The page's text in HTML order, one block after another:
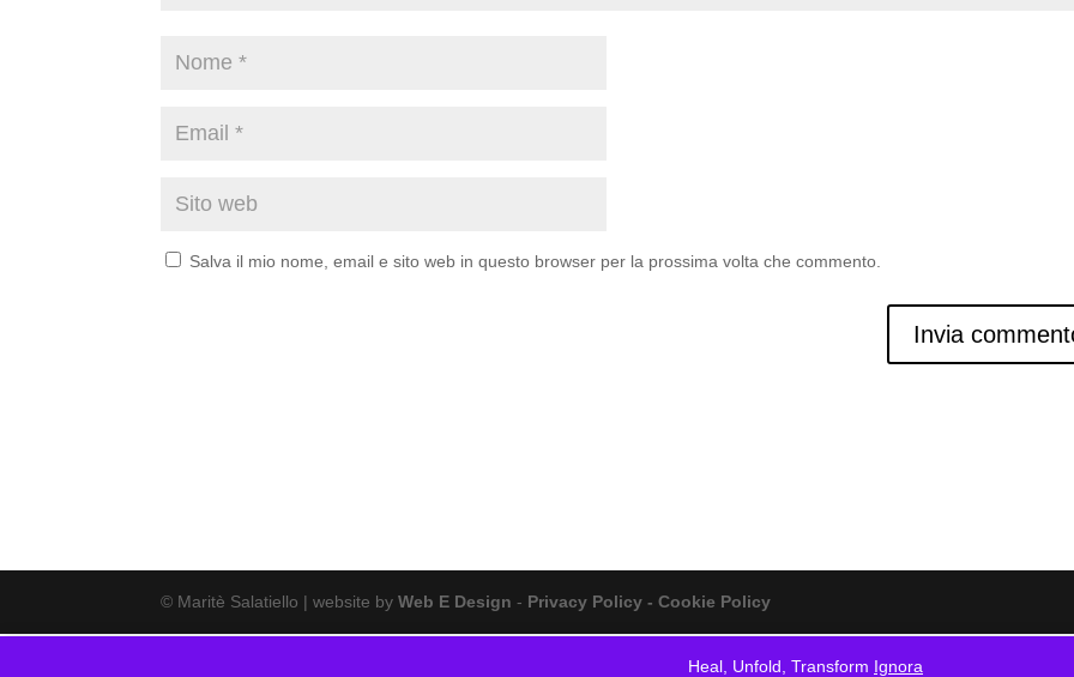
Heal, Unfold, Transform Ignora
Salva il mio nome, email e sito web in questo browser per la prossima volta che commento.
© Maritè Salatiello | website byWeb E Design - Privacy Policy - Cookie Policy